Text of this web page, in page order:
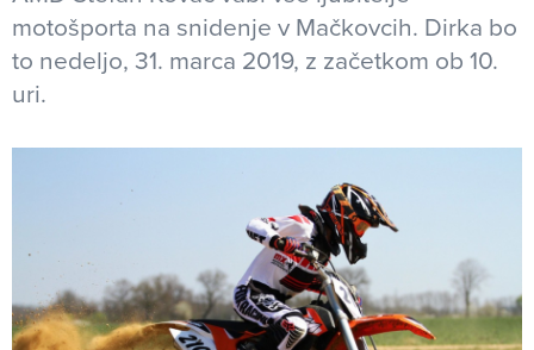
motošporta na snidenje v Mačkovcih. Dirka bo
to nedeljo, 31. marca 2019, z začetkom ob 10.
uri.